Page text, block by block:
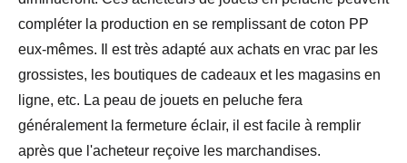
compléter la production en se remplissant de coton PP
eux-mêmes. Il est très adapté aux achats en vrac par les
grossistes, les boutiques de cadeaux et les magasins en
ligne, etc. La peau de jouets en peluche fera
généralement la fermeture éclair, il est facile à remplir
après que l'acheteur reçoive les marchandises.